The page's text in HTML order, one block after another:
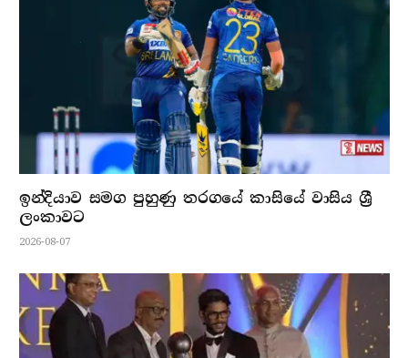
ඉන්දියාව සමග පුහුණු තරගයේ කාසියේ වාසිය ශ්‍රී
ලංකාවට
2026-08-07